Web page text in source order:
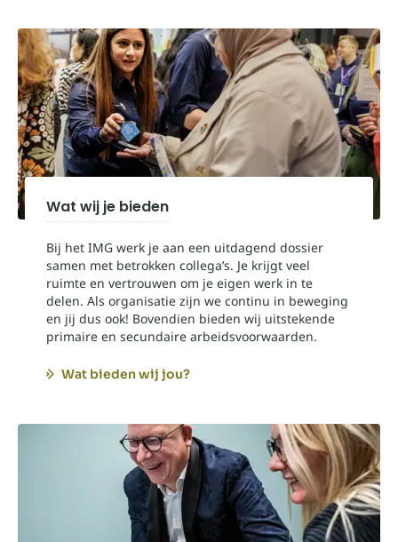
Wat wij je bieden
Bij het IMG werk je aan een uitdagend dossier
samen met betrokken collega’s. Je krijgt veel
ruimte en vertrouwen om je eigen werk in te
delen. Als organisatie zijn we continu in beweging
en jij dus ook! Bovendien bieden wij uitstekende
primaire en secundaire arbeidsvoorwaarden.
Wat bieden wij jou?